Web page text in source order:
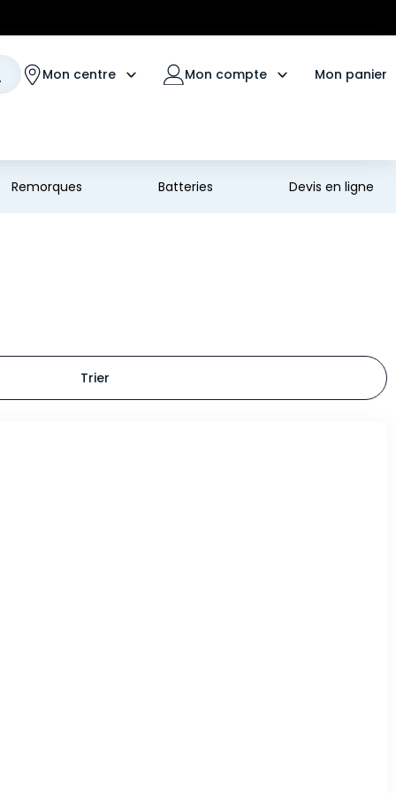
Mon centre Mon compte Mon panier
Remorques Batteries Devis en ligne
Trier